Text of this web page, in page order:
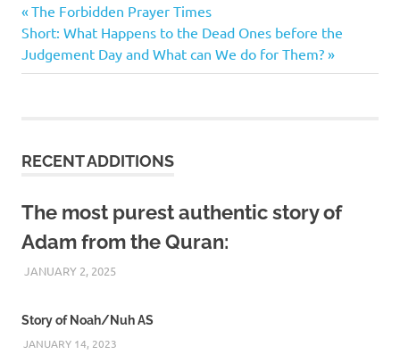
prayer
time
bangla
waqt
haram
waqt
bengali
নামাজের
সময়
নিষিদ্ধ
Post
navigation
Previous
Post:
The Forbidden Prayer Times
Next
Post:
Short: What Happens to the Dead Ones before the
Judgement Day and What can We do for Them?
RECENT ADDITIONS
The most purest authentic story of
Adam from the Quran:
JANUARY 2, 2025REZWAN MAHBUB
Story of Noah/Nuh AS
JANUARY 14, 2023